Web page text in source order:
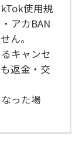
使用規
アカBAN
ん。
キャンセ
返金・交
った場